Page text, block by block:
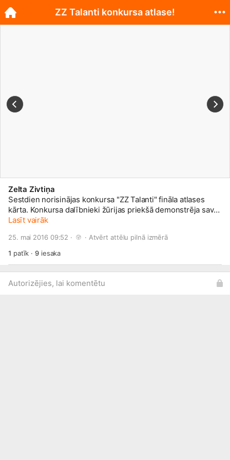
Zelta Zivtiņa
Sestdien norisinājas konkursa "ZZ Talanti" fināla atlases
kārta. Konkursa dalībnieki žūrijas priekšā demonstrēja savas
prasmes dziedāšanā, muzicēšanā, dejošanā, zīmēšanā,
Apsveicam talantīgos jauniešus, kuri jau 28. maijā cīnīsies
par galveno balvu - 1000 eiro sava talanta attīstīšanai.
Lasīt vairāk
25. mai 2016 09:52 · · Atvērt attēlu pilnā izmērā
1 patīk ·9iesaka
Autorizējies, lai komentētu
ZZ Talanti konkursa atlase!